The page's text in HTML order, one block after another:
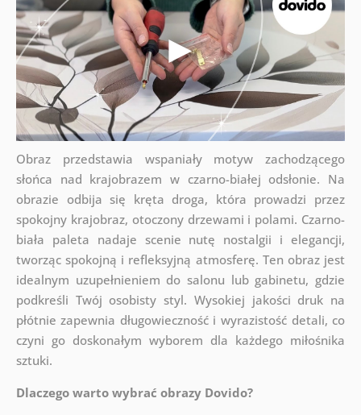
Obraz przedstawia wspaniały motyw zachodzącego
słońca nad krajobrazem w czarno-białej odsłonie. Na
obrazie odbija się kręta droga, która prowadzi przez
spokojny krajobraz, otoczony drzewami i polami. Czarno-
biała paleta nadaje scenie nutę nostalgii i elegancji,
tworząc spokojną i refleksyjną atmosferę. Ten obraz jest
idealnym uzupełnieniem do salonu lub gabinetu, gdzie
podkreśli Twój osobisty styl. Wysokiej jakości druk na
płótnie zapewnia długowieczność i wyrazistość detali, co
czyni go doskonałym wyborem dla każdego miłośnika
sztuki.
Dlaczego warto wybrać obrazy Dovido?